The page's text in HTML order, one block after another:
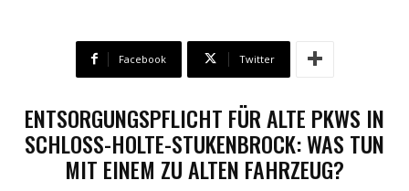
Facebook Twitter
ENTSORGUNGSPFLICHT FÜR ALTE PKWS IN
SCHLOSS-HOLTE-STUKENBROCK: WAS TUN
MIT EINEM ZU ALTEN FAHRZEUG?